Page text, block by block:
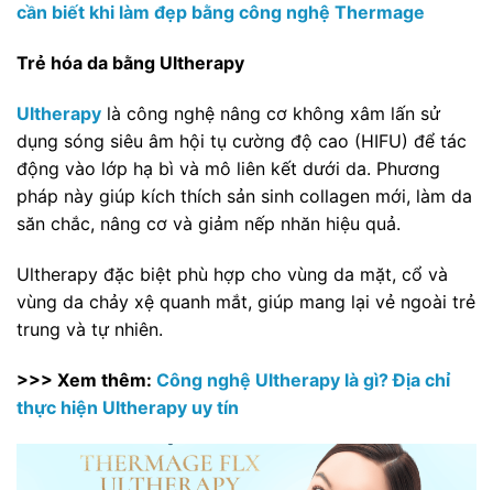
cần biết khi làm đẹp bằng công nghệ Thermage
Trẻ hóa da bằng Ultherapy
Ultherapy là công nghệ nâng cơ không xâm lấn sử
dụng sóng siêu âm hội tụ cường độ cao (HIFU) để tác
động vào lớp hạ bì và mô liên kết dưới da. Phương
pháp này giúp kích thích sản sinh collagen mới, làm da
săn chắc, nâng cơ và giảm nếp nhăn hiệu quả.
Ultherapy đặc biệt phù hợp cho vùng da mặt, cổ và
vùng da chảy xệ quanh mắt, giúp mang lại vẻ ngoài trẻ
trung và tự nhiên.
>>> Xem thêm: Công nghệ Ultherapy là gì? Địa chỉ
thực hiện Ultherapy uy tín